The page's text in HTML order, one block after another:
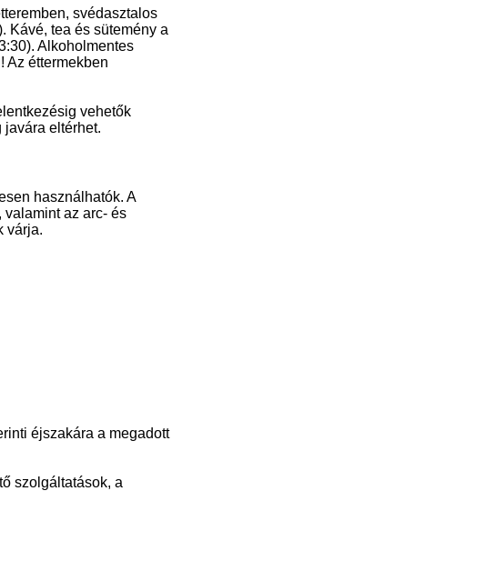
svédasztalos
Kávé, tea és sütemény a
Alkoholmentes
Az éttermekben
vehetők
eltérhet.
használhatók. A
az arc- és
várja.
éjszakára a megadott
szolgáltatások, a